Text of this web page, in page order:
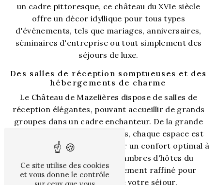
un cadre pittoresque, ce château du XVIe siècle
offre un décor idyllique pour tous types
d'événements, tels que mariages, anniversaires,
séminaires d'entreprise ou tout simplement des
séjours de luxe.
Des salles de réception somptueuses et des
hébergements de charme
Le Château de Mazelières dispose de salles de
réception élégantes, pouvant accueillir de grands
groupes dans un cadre enchanteur. De la grande
salle de bal aux salons intimes, chaque espace est
aménagé avec goût pour offrir un confort optimal à
vos invités. De plus, les chambres d'hôtes du
château offrent un hébergement raffiné pour
prolonger le plaisir de votre séjour.
Ce site utilise des cookies
et vous donne le contrôle